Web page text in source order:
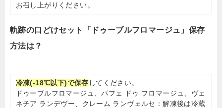
お召し上がりください。
軌跡の口どけセット「ドゥーブルフロマージュ」保存
方法は？
冷凍(-18℃以下)で保存 してください。
ドゥーブルフロマージュ、パフェ ドゥ フロマージュ、ヴェ
ネチア ランデヴー、クレーム ランヴェルセ：解凍後は冷蔵